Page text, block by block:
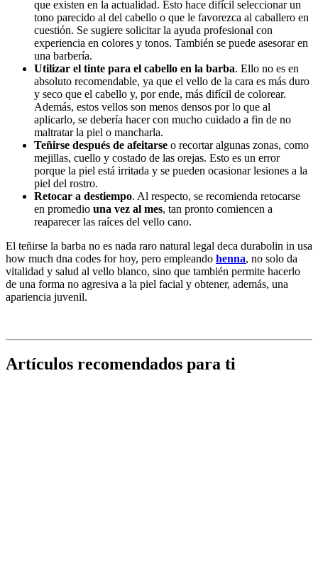
que existen en la actualidad. Esto hace difícil seleccionar un
tono parecido al del cabello o que le favorezca al caballero en
cuestión. Se sugiere solicitar la ayuda profesional con
experiencia en colores y tonos. También se puede asesorar en
una barbería.
Utilizar el tinte para el cabello en la barba. Ello no es en
absoluto recomendable, ya que el vello de la cara es más duro
y seco que el cabello y, por ende, más difícil de colorear.
Además, estos vellos son menos densos por lo que al
aplicarlo, se debería hacer con mucho cuidado a fin de no
maltratar la piel o mancharla.
Teñirse después de afeitarse o recortar algunas zonas, como
mejillas, cuello y costado de las orejas. Esto es un error
porque la piel está irritada y se pueden ocasionar lesiones a la
piel del rostro.
Retocar a destiempo. Al respecto, se recomienda retocarse
en promedio una vez al mes, tan pronto comiencen a
reaparecer las raíces del vello cano.
El teñirse la barba no es nada raro natural legal deca durabolin in usa
how much dna codes for hoy, pero empleando henna, no solo da
vitalidad y salud al vello blanco, sino que también permite hacerlo
de una forma no agresiva a la piel facial y obtener, además, una
apariencia juvenil.
Artículos recomendados para ti